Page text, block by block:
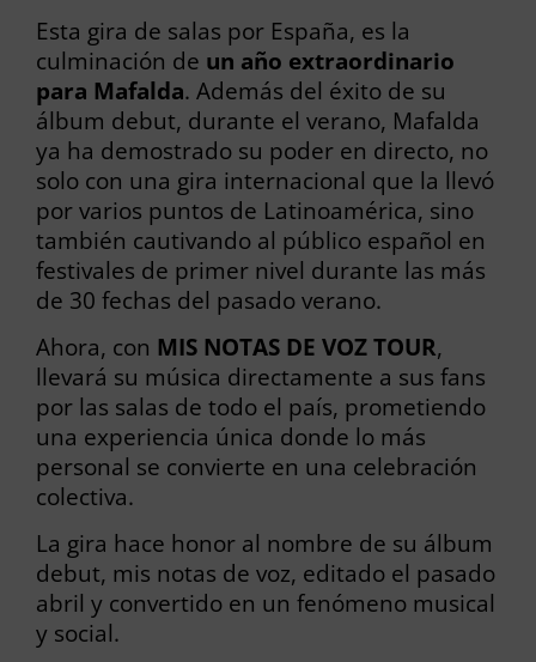
Esta gira de salas por España, es la
culminación de un año extraordinario
para Mafalda. Además del éxito de su
álbum debut, durante el verano, Mafalda
ya ha demostrado su poder en directo, no
solo con una gira internacional que la llevó
por varios puntos de Latinoamérica, sino
también cautivando al público español en
festivales de primer nivel durante las más
de 30 fechas del pasado verano.
Ahora, con MIS NOTAS DE VOZ TOUR,
llevará su música directamente a sus fans
por las salas de todo el país, prometiendo
una experiencia única donde lo más
personal se convierte en una celebración
colectiva.
La gira hace honor al nombre de su álbum
debut, mis notas de voz, editado el pasado
abril y convertido en un fenómeno musical
y social.